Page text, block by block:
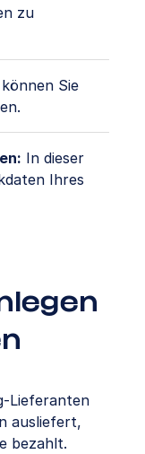
zu
Sie
In dieser
Ihres
Lieferanten
ausliefert,
bezahlt.